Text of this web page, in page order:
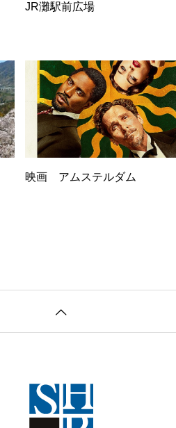
JR灘駅前広場
映画 アムステルダム